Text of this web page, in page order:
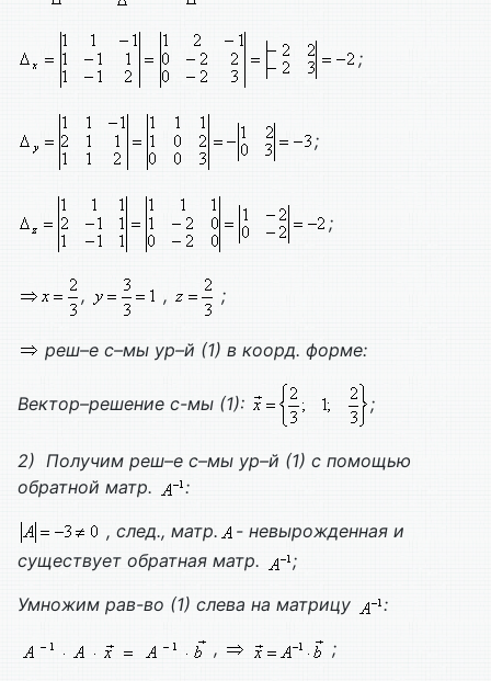
;
;
;
, , ;
реш–е с–мы ур–й (1) в коорд. форме:
Вектор–решение с-мы (1): ;
2) Получим реш–е с–мы ур–й (1) с помощью
обратной матр.
:
, след., матр.
- невырожденная и
существует обратная матр.
;
Умножим рав-во (1) слева на матрицу
:
,
;